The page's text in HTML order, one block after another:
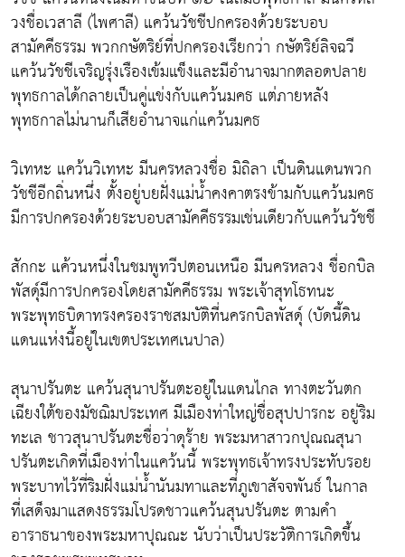
วงชื่อเวสาลี (ไพศาลี) แคว้นวัชชีปกครองด้วยระบอบ
สามัคคีธรรม พวกกษัตริย์ที่ปกครองเรียกว่า กษัตริย์ลิจฉวี
แคว้นวัชชีเจริญรุ่งเรืองเข้มแข็งและมีอำนาจมากตลอดปลาย
พุทธกาลได้กลายเป็นคู่แข่งกับแคว้นมคธ แต่ภายหลัง
พุทธกาลไม่นานก็เสียอำนาจแก่แคว้นมคธ
วิเทหะ แคว้นวิเทหะ มีนครหลวงชื่อ มิถิลา เป็นดินแดนพวก
วัชชีอีกถิ่นหนึ่ง ตั้งอยู่บยฝั่งแม่น้ำคงคาตรงข้ามกับแคว้นมคธ
มีการปกครองด้วยระบอบสามัคคีธรรมเช่นเดียวกับแคว้นวัชชี
สักกะ แค้วนหนึ่งในชมพูทวีปตอนเหนือ มีนครหลวง ชื่อกบิล
พัสดุ์มีการปกครองโดยสามัคคีธรรม พระเจ้าสุทโธทนะ
พระพุทธบิดาทรงครองราชสมบัติที่นครกบิลพัสดุ์ (บัดนี้ดิน
แดนแห่งนี้อยู่ในเขตประเทศเนปาล)
สุนาปรันตะ แคว้นสุนาปรันตะอยู่ในแดนไกล ทางตะวันตก
เฉียงใต้ของมัชฌิมประเทศ มีเมืองท่าใหญ่ชื่อสุปปารกะ อยู่ริม
ทะเล ชาวสุนาปรันตะชื่อว่าดุร้าย พระมหาสาวกปุณณสุนา
ปรันตะเกิดที่เมืองท่าในแคว้นนี้ พระพุทธเจ้าทรงประทับรอย
พระบาทไว้ที่ริมฝั่งแม่น้ำนันมทาและที่ภูเขาสัจจพันธ์ ในกาล
ที่เสด็จมาแสดงธรรมโปรดชาวแคว้นสุนปรันตะ ตามคำ
อาราธนาของพระมหาปุณณะ นับว่าเป็นประวัติการเกิดขึ้น